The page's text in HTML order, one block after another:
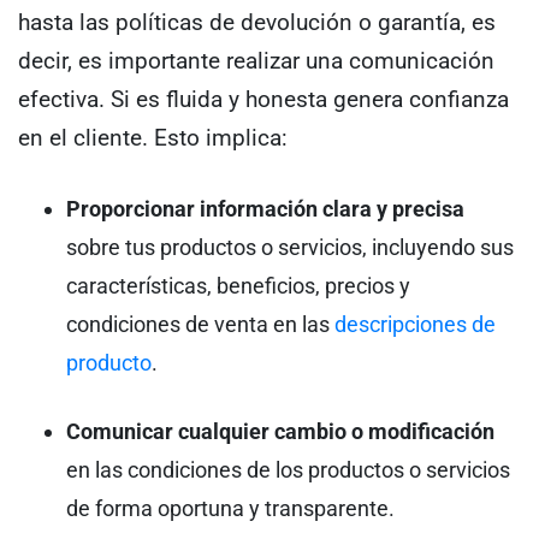
hasta las políticas de devolución o garantía, es
decir, es importante realizar una comunicación
efectiva. Si es fluida y honesta genera confianza
en el cliente. Esto implica:
Proporcionar información clara y precisa
sobre tus productos o servicios, incluyendo sus
características, beneficios, precios y
condiciones de venta en lasdescripciones de
producto.
Comunicar cualquier cambio o modificación
en las condiciones de los productos o servicios
de forma oportuna y transparente.